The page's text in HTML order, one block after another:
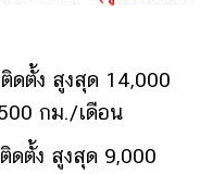
ดตั้ง สูงสุด 14,000
กม./เดือน
ดตั้ง สูงสุด 9,000